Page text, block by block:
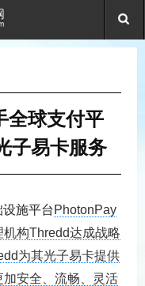
全球支付平
子易卡服务
施平台 PhotonPay
机构Thredd达成战略
为其光子易卡提供
安全、流畅、灵活